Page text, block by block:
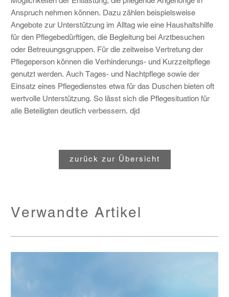
Anspruch nehmen können. Dazu zählen beispielsweise
Angebote zur Unterstützung im Alltag wie eine Haushaltshilfe
für den Pflegebedürftigen, die Begleitung bei Arztbesuchen
oder Betreuungsgruppen. Für die zeitweise Vertretung der
Pflegeperson können die Verhinderungs- und Kurzzeitpflege
genutzt werden. Auch Tages- und Nachtpflege sowie der
Einsatz eines Pflegedienstes etwa für das Duschen bieten oft
wertvolle Unterstützung. So lässt sich die Pflegesituation für
alle Beteiligten deutlich verbessern.djd
zurück zur Übersicht
Verwandte Artikel